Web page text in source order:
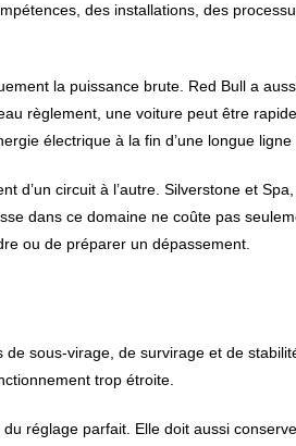
des installations, des
la puissance brute. Red Bull a
règlement, une voiture peut être
électrique à la fin d’une longue ligne
d’un circuit à l’autre. Silverstone et
dans ce domaine ne coûte pas
ou de préparer un dépassement.
sous-virage, de survirage et de
trop étroite.
réglage parfait. Elle doit aussi